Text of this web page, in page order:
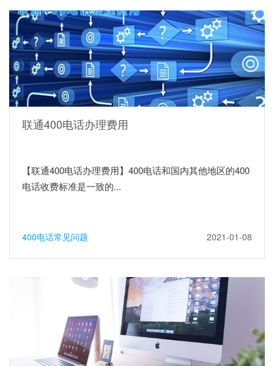
联通400电话办理费用
【联通400电话办理费用】400电话和国内其他地区的400
电话收费标准是一致的...
400电话常见问题 2021-01-08